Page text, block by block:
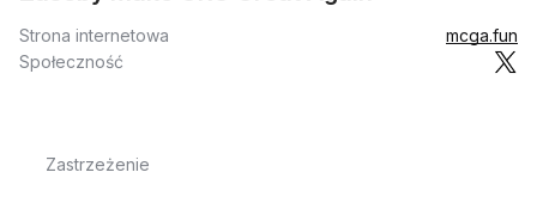
Strona internetowa
mcga.fun
Społeczność
Zastrzeżenie